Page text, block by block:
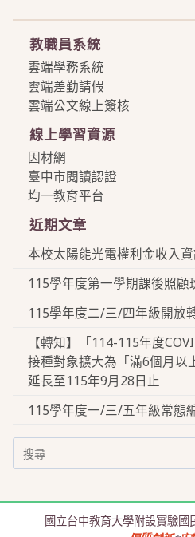
教職員系統
雲端學務系統
雲端差勤請假
雲端公文線上簽核
線上學習資源
因材網
臺中市閱讀認證
均一教育平台
近期文章
本校太陽能光電權利金收入
115學年度第一學期課後照顧
115學年度二/三/四年級開放
【轉知】「114-115年度
接種對象擴大為「滿6個月以
延長至115年9月28日止
115學年度一/三/五年級常態
Search
for:
國立台中教育大學附設實驗